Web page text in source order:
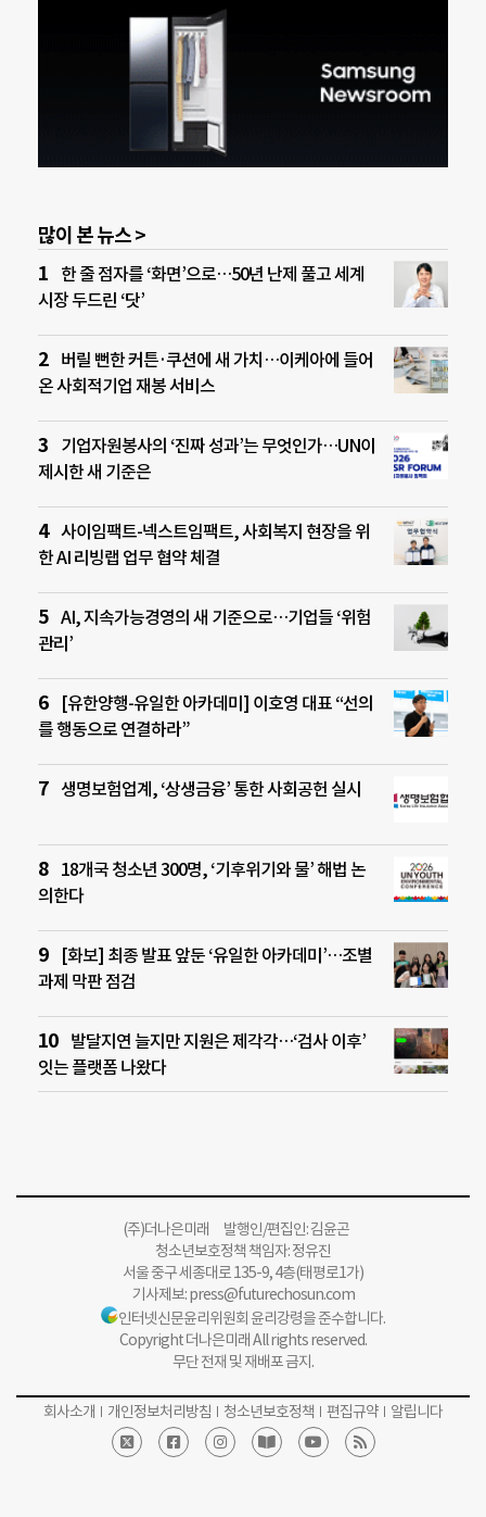
많이 본 뉴스 >
한 줄 점자를 ‘화면’으로…50년 난제 풀고 세계
시장 두드린 ‘닷’
버릴 뻔한 커튼·쿠션에 새 가치…이케아에 들어
온 사회적기업 재봉 서비스
기업자원봉사의 ‘진짜 성과’는 무엇인가…UN이
제시한 새 기준은
사이임팩트-넥스트임팩트, 사회복지 현장을 위
한 AI 리빙랩 업무 협약 체결
AI, 지속가능경영의 새 기준으로…기업들 ‘위험
관리’
[유한양행-유일한 아카데미] 이호영 대표 “선의
를 행동으로 연결하라”
생명보험업계, ‘상생금융’ 통한 사회공헌 실시
18개국 청소년 300명, ‘기후위기와 물’ 해법 논
의한다
[화보] 최종 발표 앞둔 ‘유일한 아카데미’…조별
과제 막판 점검
발달지연 늘지만 지원은 제각각…‘검사 이후’
잇는 플랫폼 나왔다
(주)더나은미래 발행인/편집인: 김윤곤
청소년보호정책 책임자: 정유진
서울 중구 세종대로 135-9, 4층(태평로1가)
기사제보:press@futurechosun.com
인터넷신문윤리위원회 윤리강령을 준수합니다.
Copyright 더나은미래 All rights reserved.
무단 전재 및 재배포 금지.
회사소개 개인정보처리방침 청소년보호정책 편집규약 알립니다